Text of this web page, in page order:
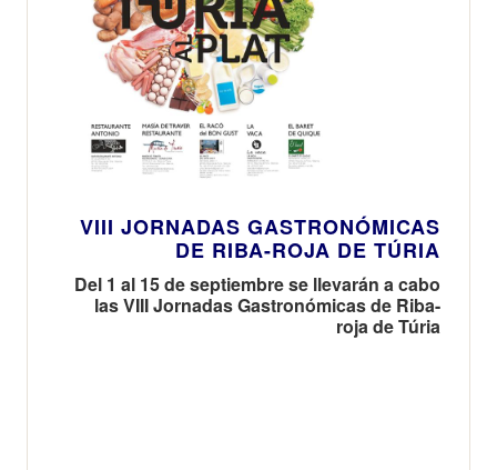
VIII JORNADAS GASTRONÓMICAS
DE RIBA-ROJA DE TÚRIA
Del 1 al 15 de septiembre se llevarán a cabo
las VIII Jornadas Gastronómicas de Riba-
roja de Túria